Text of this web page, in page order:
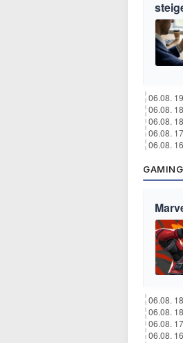
06.08.
06.08.
06.08.
06.08.
06.08.
06.08.
06.08.
06.08.
06.08.